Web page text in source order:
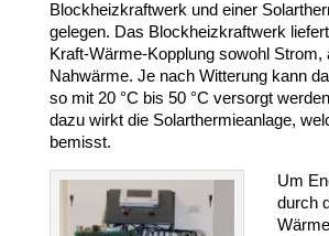
Blockheizkraftwerk und einer
gelegen. Das Block­heiz­kraftwerk
Kraft-​Wärme-​Kopplung sowohl Strom,
Nahwärme. Je nach Witterung kann
so mit 20°C bis 50°C versorgt
dazu wirkt die Solar­ther­mie­anlage,
bemisst.
Um
durch